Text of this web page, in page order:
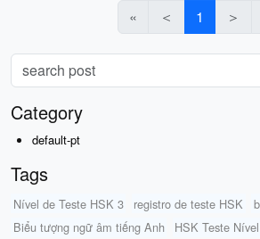
« ＜ 1 ＞
Category
default-pt
Tags
Nível de Teste HSK 3 registro de teste HSK
Biểu tượng ngữ âm tiếng Anh
HSK Teste